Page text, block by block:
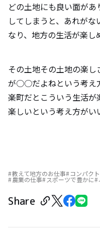
どの土地にも良い面が
してしまうと、あれが
なり、地方の生活が楽し
その土地その土地の楽
が○○だよねという考え
楽町だとこういう生活
楽しいという考え方がい
教えて地方のお仕事 コンパク
農業の仕事 スポーツで豊かに
Share